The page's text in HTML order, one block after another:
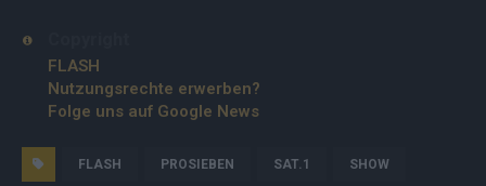
FLASH
Nutzungsrechte erwerben?
Folge uns auf Google News
FLASH PROSIEBEN SAT.1 SHOW